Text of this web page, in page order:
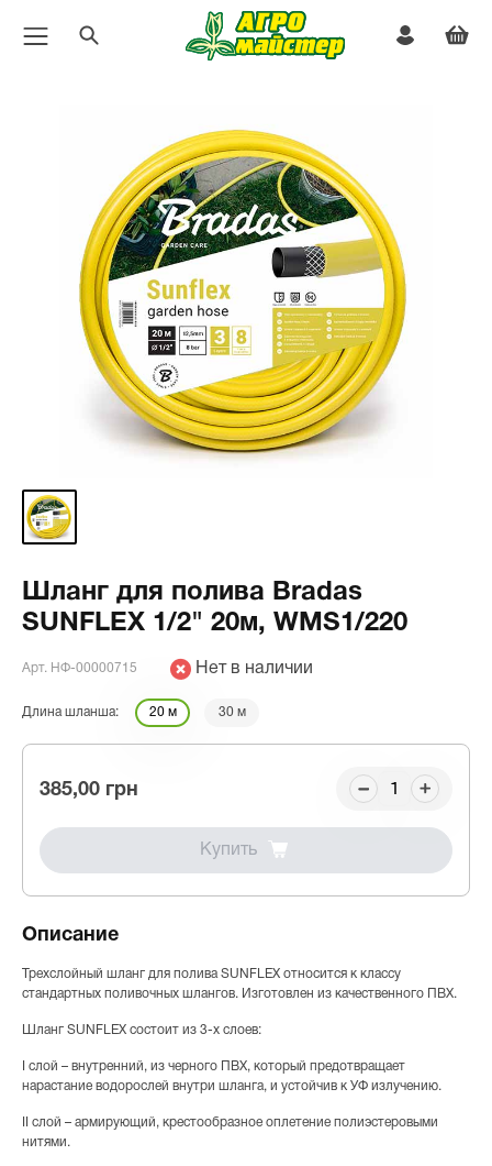
Шланг для полива Bradas
SUNFLEX 1/2" 20м, WMS1/220
Арт. НФ-00000715 Нет в наличии
Длина шланша: 20 м 30 м
385,00 грн
Купить
Описание
Трехслойный шланг для полива SUNFLEX относится к классу
стандартных поливочных шлангов. Изготовлен из качественного ПВХ.
Шланг SUNFLEX состоит из 3-х слоев:
I слой – внутренний, из черного ПВХ, который предотвращает
нарастание водорослей внутри шланга, и устойчив к УФ излучению.
II слой – армирующий, крестообразное оплетение полиэстеровыми
нитями.